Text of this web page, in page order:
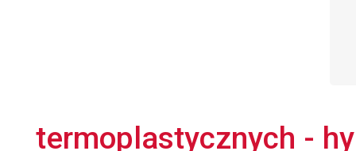
termoplastycznych -